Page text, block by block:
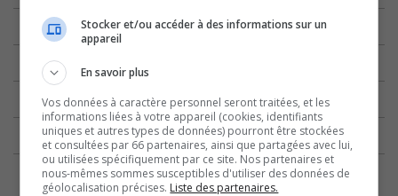
Stocker et/ou accéder à des informations sur un
appareil
En savoir plus
Vos données à caractère personnel seront traitées, et les
informations liées à votre appareil (cookies, identifiants
uniques et autres types de données) pourront être stockées
et consultées par 66 partenaires, ainsi que partagées avec lui,
ou utilisées spécifiquement par ce site. Nos partenaires et
nous-mêmes sommes susceptibles d'utiliser des données de
géolocalisation précises. Liste des partenaires.